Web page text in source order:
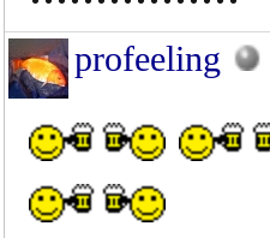
profeeling